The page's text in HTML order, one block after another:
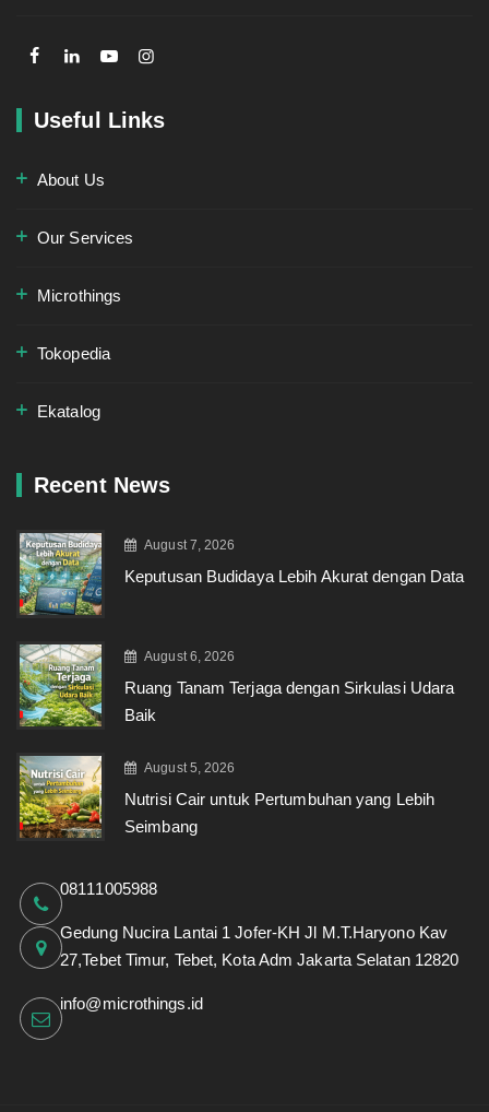
Useful Links
About Us
Our Services
Microthings
Tokopedia
Ekatalog
Recent News
August 7, 2026
Keputusan Budidaya Lebih Akurat dengan Data
August 6, 2026
Ruang Tanam Terjaga dengan Sirkulasi Udara
Baik
August 5, 2026
Nutrisi Cair untuk Pertumbuhan yang Lebih
Seimbang
08111005988
Gedung Nucira Lantai 1 Jofer-KH Jl M.T.Haryono Kav
27,Tebet Timur, Tebet, Kota Adm Jakarta Selatan 12820
info@microthings.id